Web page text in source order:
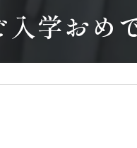
入学おめ